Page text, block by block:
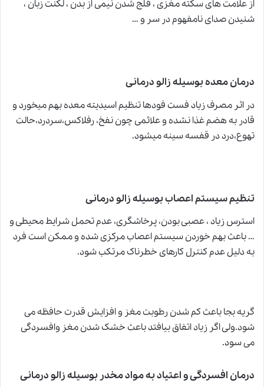
از علامت های سکته مغزی ، فلج شدن نیمی از بدن ، لکنت زبان ،
شنیدن صدای نامفهوم در سر و …
درمان معده بوسیلهزالو درمانی
در اثر مصرف زیاد فست فودها تنظیم اسیدیته معده بهم میخورد و
قادر به هضم غذا نشده و علائمی چون نفخ، رفلاکس،سردرد،حالت
تهوع،درد در قفسه سینه میشود.
تنظیم سیستم اعصاب بوسیله زالو درمانی
استرس زیاد ، عصبی بودن، پرخاشگری، عدم تحمل شرایط محیطی و
… باعث بهم خوردن سیستم اعصاب مرکزی شده و ممکن است فرد
به دلیل عدم کنترل کارهای خطرناک مرتکب شود.
گریه بجا باعث کم شدن رطوبت مغز و افزایش قدرت حافظه می
شود.ولی اگر زیاد اتفاق بیافتد باعث خشک شدن مغز وافسردگی
می سود.
درمان افسردگی و اعتیاد به مواد مخدر بوسیله زالو درمانی